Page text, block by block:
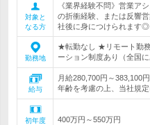
対象と
なる方
《業界経験不問》営業ア
の折衝経験、または反響
社後に身につけられます◎
勤務地
★転勤なし ★リモート勤
ーション制度あり（全国
給与
月給280,700円～383,100
年齢を考慮の上、当社規
初年度
400万円～550万円